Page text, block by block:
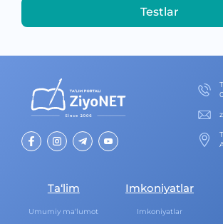
Testlar
Ta‘lim
Umumiy ma‘lumot
Imkoniyatlar
Imkoniyatlar